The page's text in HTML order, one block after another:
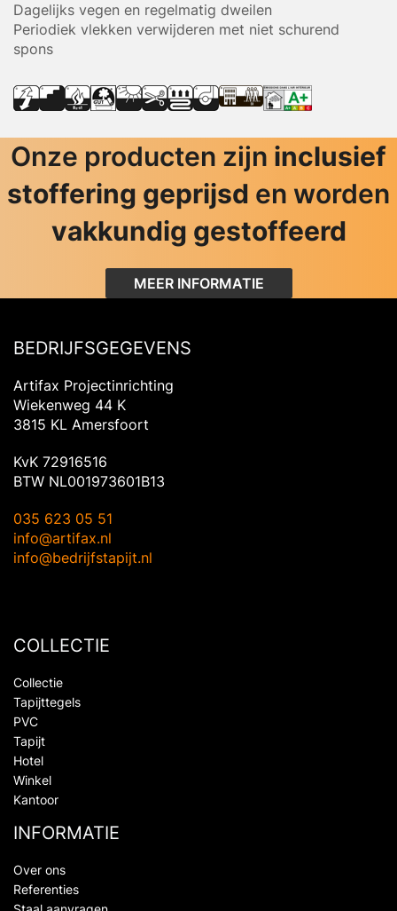
Dagelijks vegen en regelmatig dweilen
Periodiek vlekken verwijderen met niet schurend
spons
Onze producten zijn inclusief
stoffering geprijsd en worden
vakkundig gestoffeerd
MEER INFORMATIE
BEDRIJFSGEGEVENS
Artifax Projectinrichting
Wiekenweg 44 K
3815 KL Amersfoort
KvK 72916516
BTW NL001973601B13
035 623 05 51
info@artifax.nl
info@bedrijfstapijt.nl
COLLECTIE
Collectie
Tapijttegels
PVC
Tapijt
Hotel
Winkel
Kantoor
INFORMATIE
Over ons
Referenties